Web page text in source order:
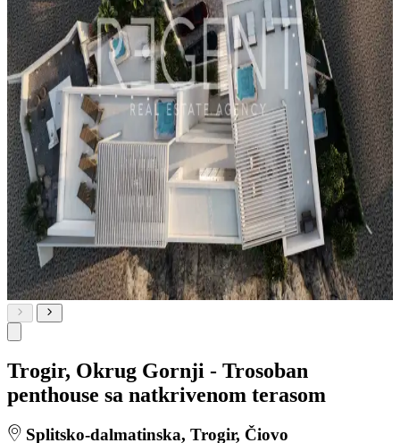
Trogir, Okrug Gornji - Trosoban
penthouse sa natkrivenom terasom
Splitsko-dalmatinska, Trogir, Čiovo